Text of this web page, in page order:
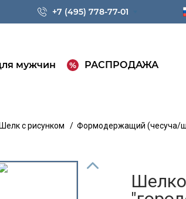
+7 (495) 778-77-01
мужчин РАСПРОДАЖА
Шелк с рисунком / Формодержащий (чесуча/